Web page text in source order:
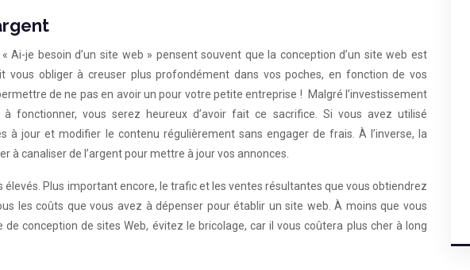
Ai-je besoin d’un site web » pensent souvent que la conception d’un site web est
vous obliger à creuser plus profondément dans vos poches, en fonction de vos
de ne pas en avoir un pour votre petite entreprise ! Malgré l’investissement
fonctionner, vous serez heureux d’avoir fait ce sacrifice. Si vous avez utilisé
à jour et modifier le contenu régulièrement sans engager de frais. À l’inverse, la
à canaliser de l’argent pour mettre à jour vos annonces.
élevés. Plus important encore, le trafic et les ventes résultantes que vous obtiendrez
les coûts que vous avez à dépenser pour établir un site web. À moins que vous
conception de sites Web, évitez le bricolage, car il vous coûtera plus cher à long